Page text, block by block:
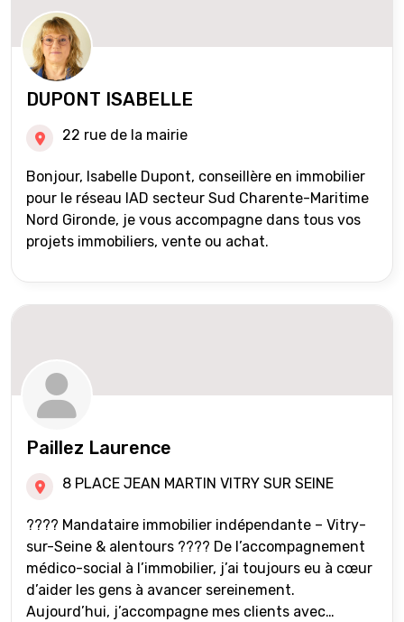
DUPONT ISABELLE
22 rue de la mairie
Bonjour, Isabelle Dupont, conseillère en immobilier
pour le réseau IAD secteur Sud Charente-Maritime
Nord Gironde, je vous accompagne dans tous vos
projets immobiliers, vente ou achat.
Paillez Laurence
8 PLACE JEAN MARTIN VITRY SUR SEINE
???? Mandataire immobilier indépendante – Vitry-
sur-Seine & alentours ???? De l’accompagnement
médico-social à l’immobilier, j’ai toujours eu à cœur
d’aider les gens à avancer sereinement.
Aujourd’hui, j’accompagne mes clients avec